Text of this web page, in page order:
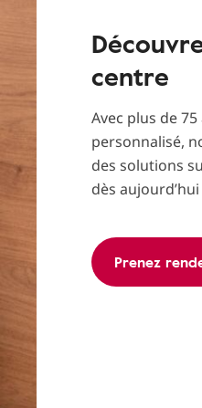
centre
Avec plus de
personnalisé,
des solutions
dès
Prenez